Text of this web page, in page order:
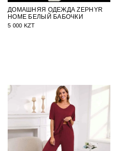
ДОМАШНЯЯ ОДЕЖДА ZEPHYR
HOME БЕЛЫЙ БАБОЧКИ
5 000 KZT